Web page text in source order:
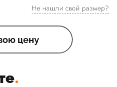
Не нашли свой размер?
цену
.